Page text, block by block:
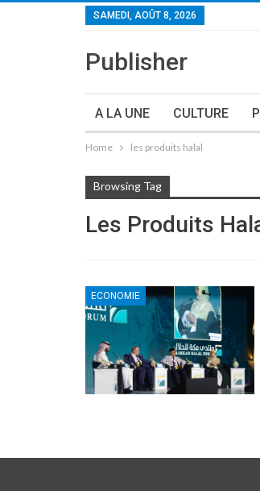
SAMEDI, AOÛT 8, 2026
Publisher
A LA UNE CULTURE
Home les produits halal
Browsing Tag
Les Produits
ECONOMIE